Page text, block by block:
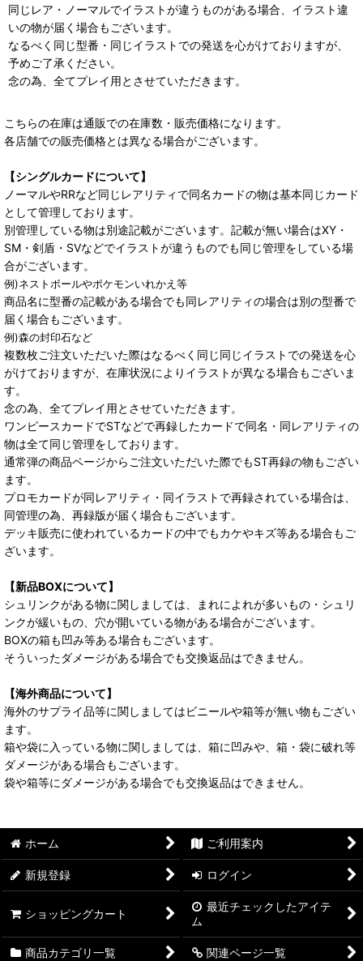
同じレア・ノーマルでイラストが違うものがある場合、イラスト違
いの物が届く場合もございます。
なるべく同じ型番・同じイラストでの発送を心がけておりますが、
予めご了承ください。
念の為、全てプレイ用とさせていただきます。
こちらの在庫は通販での在庫数・販売価格になります。
各店舗での販売価格とは異なる場合がございます。
【シングルカードについて】
ノーマルやRRなど同じレアリティで同名カードの物は基本同じカード
として管理しております。
別管理している物は別途記載がございます。記載が無い場合はXY・
SM・剣盾・SVなどでイラストが違うものでも同じ管理をしている場
合がございます。
例)ネストボールやポケモンいれかえ等
商品名に型番の記載がある場合でも同レアリティの場合は別の型番で
届く場合もございます。
例)森の封印石など
複数枚ご注文いただいた際はなるべく同じ同じイラストでの発送を心
がけておりますが、在庫状況によりイラストが異なる場合もございま
す。
念の為、全てプレイ用とさせていただきます。
ワンピースカードでSTなどで再録したカードで同名・同レアリティの
物は全て同じ管理をしております。
通常弾の商品ページからご注文いただいた際でもST再録の物もござい
ます。
プロモカードが同レアリティ・同イラストで再録されている場合は、
同管理の為、再録版が届く場合もございます。
デッキ販売に使われているカードの中でもカケやキズ等ある場合もご
ざいます。
【新品BOXについて】
シュリンクがある物に関しましては、まれによれが多いもの・シュリ
ンクが緩いもの、穴が開いている物がある場合がございます。
BOXの箱も凹み等ある場合もございます。
そういったダメージがある場合でも交換返品はできません。
【海外商品について】
海外のサプライ品等に関しましてはビニールや箱等が無い物もござい
ます。
箱や袋に入っている物に関しましては、箱に凹みや、箱・袋に破れ等
ダメージがある場合もございます。
袋や箱等にダメージがある場合でも交換返品はできません。
ホーム ご利用案内
新規登録 ログイン
ショッピングカート
最近チェックしたアイテ
ム
商品カテゴリ一覧 関連ページ一覧